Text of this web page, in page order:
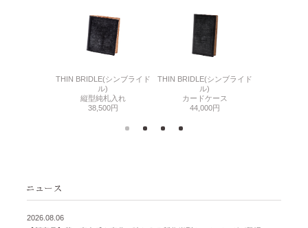
THIN BRIDLE(シンブライド
ル)
縦型純札入れ
38,500円
THIN BRIDLE(シンブライド
ル)
カードケース
44,000円
2026.08.06